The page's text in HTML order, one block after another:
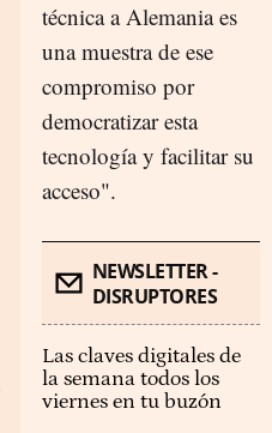
técnica a Alemania es
una muestra de ese
compromiso por
democratizar esta
tecnología y facilitar su
acceso".
NEWSLETTER -
DISRUPTORES
Las claves digitales de
la semana todos los
viernes en tu buzón